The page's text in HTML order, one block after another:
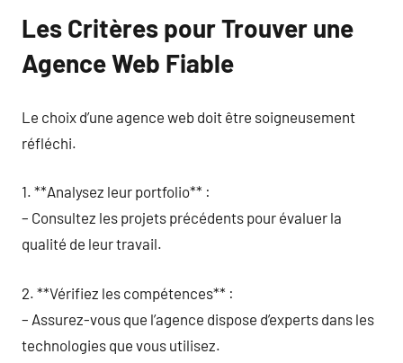
Les Critères pour Trouver une
Agence Web Fiable
Le choix d’une agence web doit être soigneusement
réfléchi.
1. **Analysez leur portfolio** :
– Consultez les projets précédents pour évaluer la
qualité de leur travail.
2. **Vérifiez les compétences** :
– Assurez-vous que l’agence dispose d’experts dans les
technologies que vous utilisez.